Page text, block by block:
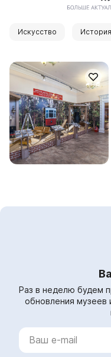
Искусство История
Раз в неделю будем
обновления музеев